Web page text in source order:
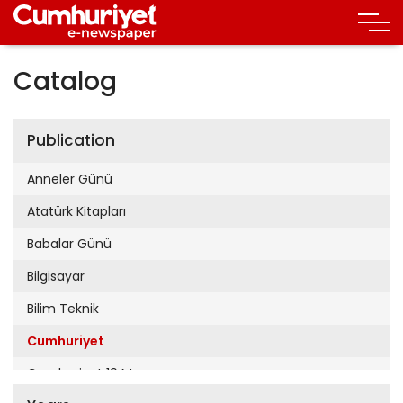
Catalog
Publication
Anneler Günü
Atatürk Kitapları
Babalar Günü
Bilgisayar
Bilim Teknik
Cumhuriyet
Cumhuriyet 19 Mayıs